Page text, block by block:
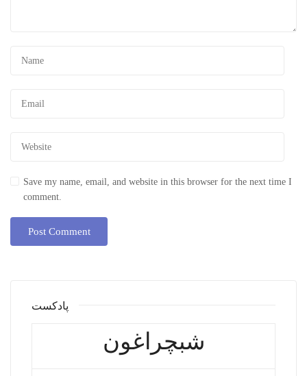
Save my name, email, and website in this browser for the next time I
comment.
پادکست
شبچراغون